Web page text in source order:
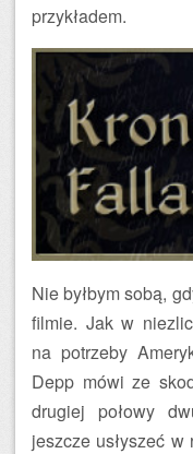
przykładem.
Nie byłbym sobą,
filmie. Jak w
na potrzeby
Depp mówi ze
drugiej połowy
jeszcze usłyszeć